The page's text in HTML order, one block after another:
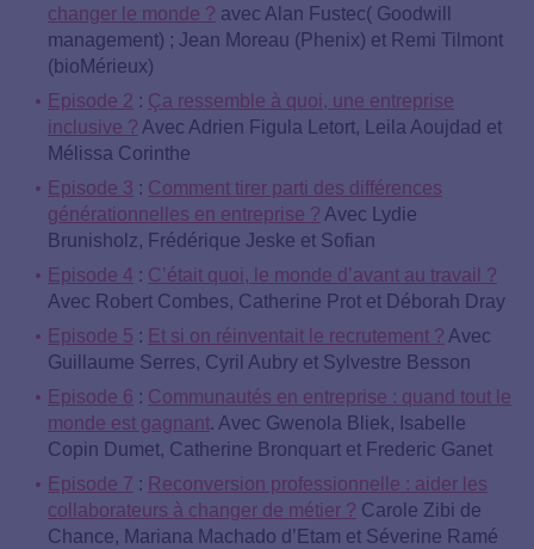
changer le monde ? avec Alan Fustec( Goodwill
management) ; Jean Moreau (Phenix) et Remi Tilmont
(bioMérieux)
Episode 2 : Ça ressemble à quoi, une entreprise
inclusive ? Avec Adrien Figula Letort, Leila Aoujdad et
Mélissa Corinthe
Episode 3 : Comment tirer parti des différences
générationnelles en entreprise ? Avec Lydie
Brunisholz, Frédérique Jeske et Sofian
Episode 4 : C’était quoi, le monde d’avant au travail ?
Avec Robert Combes, Catherine Prot et Déborah Dray
Episode 5 : Et si on réinventait le recrutement ? Avec
Guillaume Serres, Cyril Aubry et Sylvestre Besson
Episode 6 : Communautés en entreprise : quand tout le
monde est gagnant. Avec Gwenola Bliek, Isabelle
Copin Dumet, Catherine Bronquart et Frederic Ganet
Episode 7 : Reconversion professionnelle : aider les
collaborateurs à changer de métier ? Carole Zibi de
Chance, Mariana Machado d’Etam et Séverine Ramé